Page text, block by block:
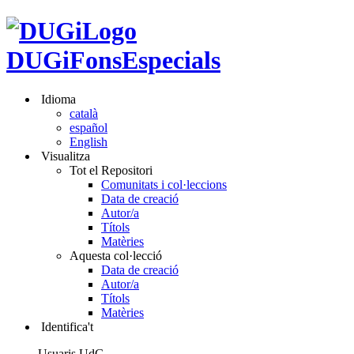
DUGiFonsEspecials
Idioma
català
español
English
Visualitza
Tot el Repositori
Comunitats i col·leccions
Data de creació
Autor/a
Títols
Matèries
Aquesta col·lecció
Data de creació
Autor/a
Títols
Matèries
Identifica't